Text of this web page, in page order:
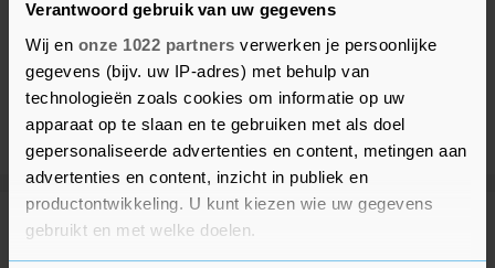
Verantwoord gebruik van uw gegevens
Wij en onze 1022 partners verwerken je persoonlijke
gegevens (bijv. uw IP-adres) met behulp van
technologieën zoals cookies om informatie op uw
apparaat op te slaan en te gebruiken met als doel
gepersonaliseerde advertenties en content, metingen aan
advertenties en content, inzicht in publiek en
productontwikkeling. U kunt kiezen wie uw gegevens
gebruikt en met welke doelen.
Meer uit Voetbal